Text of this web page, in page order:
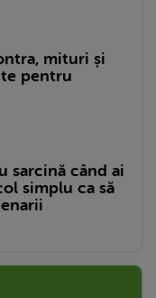
mituri și
pentru
sarcină când ai
simplu ca să